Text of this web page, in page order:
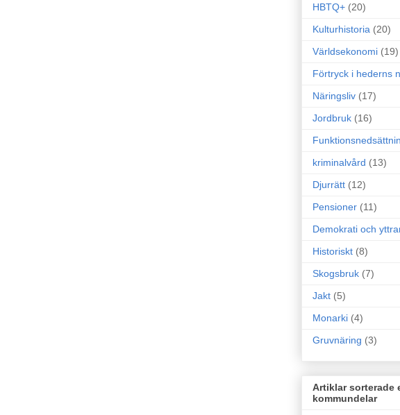
HBTQ+ (20)
Kulturhistoria (20)
Världsekonomi (19)
Förtryck i hederns
Näringsliv (17)
Jordbruk (16)
kriminalvård (13)
Djurrätt (12)
Pensioner (11)
Demokrati och
Historiskt (8)
Skogsbruk (7)
Jakt (5)
Monarki (4)
Gruvnäring (3)
Artiklar sorterade
kommundelar